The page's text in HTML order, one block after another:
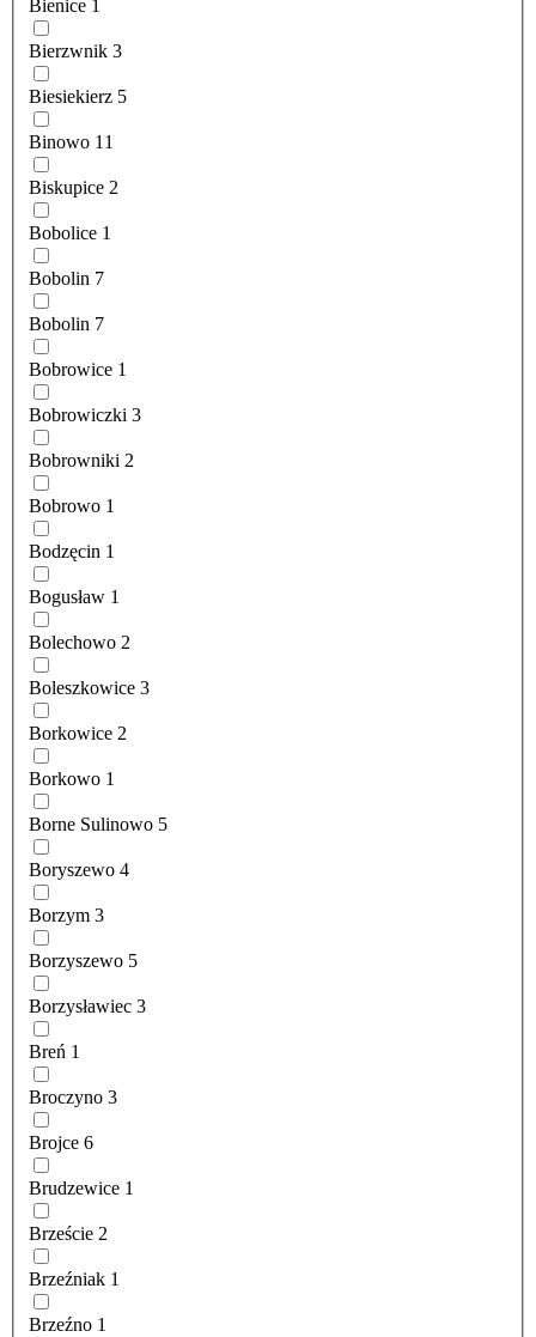
Bienice 1
Bierzwnik 3
Biesiekierz 5
Binowo 11
Biskupice 2
Bobolice 1
Bobolin 7
Bobolin 7
Bobrowice 1
Bobrowiczki 3
Bobrowniki 2
Bobrowo 1
Bodzęcin 1
Bogusław 1
Bolechowo 2
Boleszkowice 3
Borkowice 2
Borkowo 1
Borne Sulinowo 5
Boryszewo 4
Borzym 3
Borzyszewo 5
Borzysławiec 3
Breń 1
Broczyno 3
Brojce 6
Brudzewice 1
Brzeście 2
Brzeźniak 1
Brzeźno 1